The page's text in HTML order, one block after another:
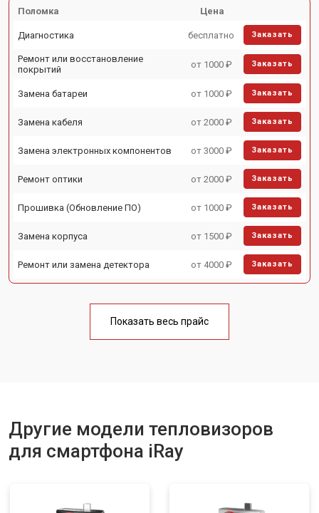
Поломка Цена
Диагностика бесплатно Заказать
Ремонт или восстановление
покрытий
от 1000 ₽ Заказать
Замена батареи от 1000 ₽ Заказать
Замена кабеля от 2000 ₽ Заказать
Замена электронных компонентов от 3000 ₽ Заказать
Ремонт оптики от 2000 ₽ Заказать
Прошивка (Обновление ПО) от 1000 ₽ Заказать
Замена корпуса от 1500 ₽ Заказать
Ремонт или замена детектора от 4000 ₽ Заказать
Показать весь прайс
Другие модели тепловизоров
для смартфона iRay